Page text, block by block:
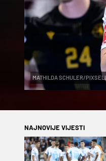
MATHILDA SCHULER/PIXSELL
NAJNOVIJE VIJESTI